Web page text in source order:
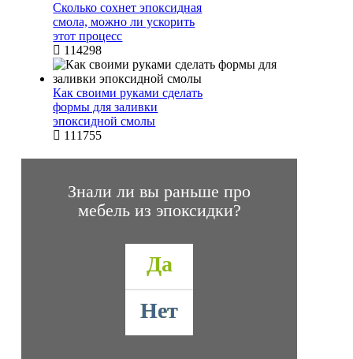
Сколько сохнет эпоксидная
смола, можно ли ускорить
этот процесс
114298
Как своими руками сделать
формы для заливки
эпоксидной смолы
111755
Знали ли вы раньше про
мебель из эпоксидки?
Да
Нет